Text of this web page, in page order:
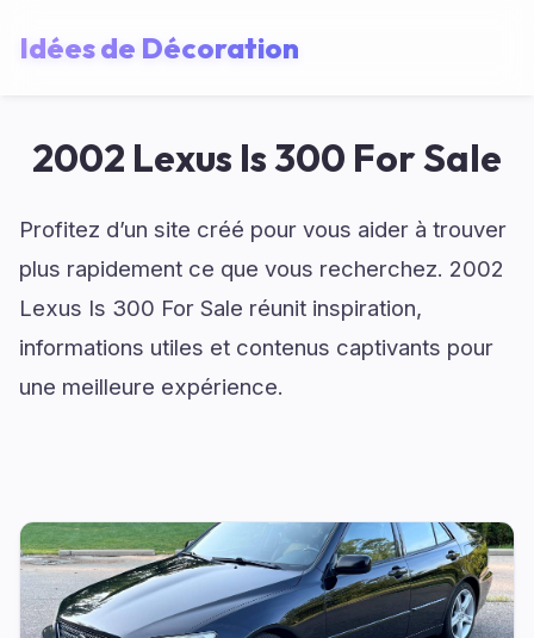
Idées de Décoration
2002 Lexus Is 300 For Sale
Profitez d’un site créé pour vous aider à trouver
plus rapidement ce que vous recherchez. 2002
Lexus Is 300 For Sale réunit inspiration,
informations utiles et contenus captivants pour
une meilleure expérience.